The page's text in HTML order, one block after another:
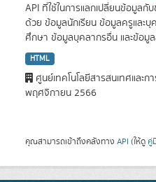
API ที่ใช้ในการแลกเปลี่ยนข้อมูล
ด้วย ข้อมูลนักเรียน ข้อมูลครูและ
ศึกษา ข้อมูลบุคลากรอื่น และข้อมู
HTML
ศูนย์เทคโนโลยีสารสนเทศและ
พฤศจิกายน 2566
คุณสามารถเข้าถึงคลังทาง API (ให้ดู คู่